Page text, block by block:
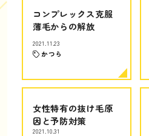
コンプレックス克服
薄毛からの解放
2021.11.23
かつら
女性特有の抜け毛原
因と予防対策
2021.10.31